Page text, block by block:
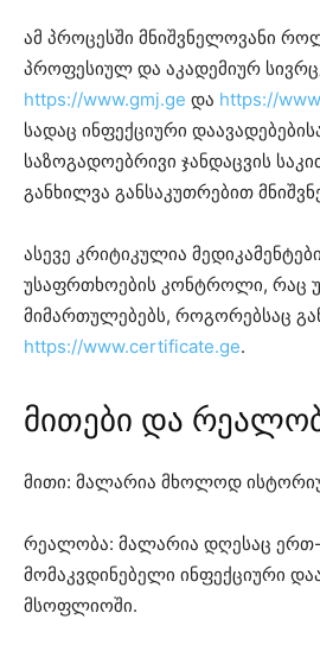
ამ პროცესში მნიშვნელოვანი
პროფესიულ და აკადემიურ
https://www.gmj.ge და https://
სადაც ინფექციური
საზოგადოებრივი ჯანდაცვის
განხილვა განსაკუთრებით
ასევე კრიტიკულია
უსაფრთხოების კონტროლი, რაც
მიმართულებებს, როგორებსაც
https://www.certificate.ge.
მითები და
მითი: მალარია მხოლოდ
რეალობა: მალარია დღესაც
მომაკვდინებელი ინფექციური
მსოფლიოში.